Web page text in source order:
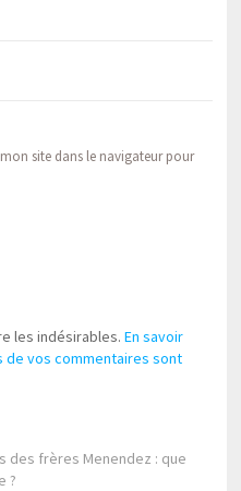
site dans le navigateur pour
les indésirables.En savoir
de vos commentaires sont
des frères Menendez : que
?